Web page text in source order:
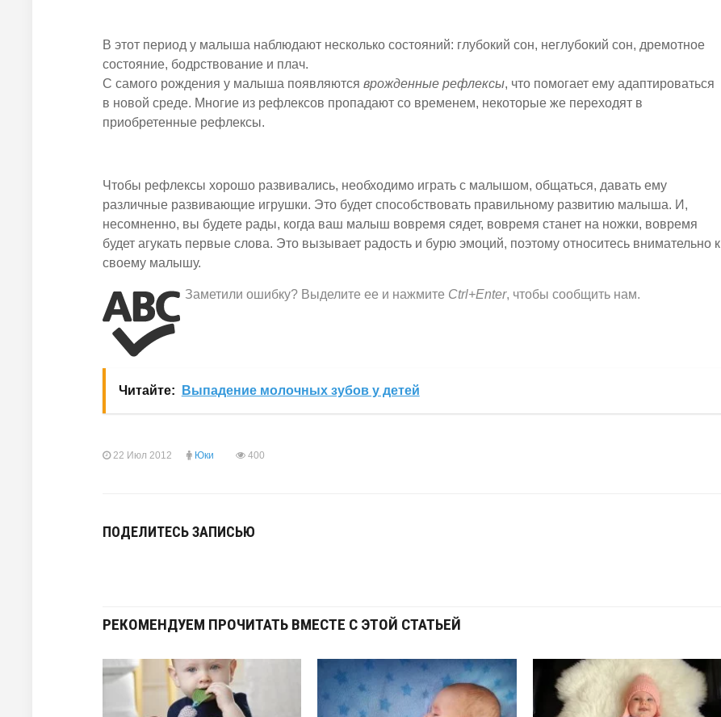
В этот период у малыша наблюдают несколько состояний: глубокий сон, неглубокий сон, дремотное
состояние, бодрствование и плач.
С самого рождения у малыша появляются врожденные рефлексы, что помогает ему адаптироваться
в новой среде. Многие из рефлексов пропадают со временем, некоторые же переходят в
приобретенные рефлексы.
Чтобы рефлексы хорошо развивались, необходимо играть с малышом, общаться, давать ему
различные развивающие игрушки. Это будет способствовать правильному развитию малыша. И,
несомненно, вы будете рады, когда ваш малыш вовремя сядет, вовремя станет на ножки, вовремя
будет агукать первые слова. Это вызывает радость и бурю эмоций, поэтому относитесь внимательно к
своему малышу.
Заметили ошибку? Выделите ее и нажмите Ctrl+Enter, чтобы сообщить нам.
Читайте: Выпадение молочных зубов у детей
22 Июл 2012 Юки 400
ПОДЕЛИТЕСЬ ЗАПИСЬЮ
РЕКОМЕНДУЕМ ПРОЧИТАТЬ ВМЕСТЕ С ЭТОЙ СТАТЬЕЙ